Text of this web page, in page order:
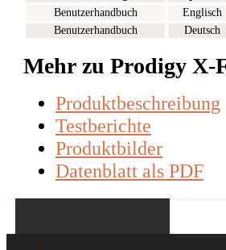
Benutzerhandbuch
Englisch
Benutzerhandbuch
Deutsch
Mehr zu Prodigy X-
Produktbeschreibung
Testberichte
Produktbilder
Datenblatt als PDF